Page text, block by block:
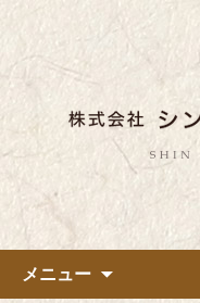
都内に5店
のお店「
営する「
レーショ
東京都内に5
店「真希（し
会社シン・コ
情報はこちら
業、宴会など
のメニューも
メニュー